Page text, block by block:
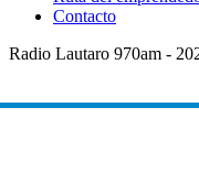
Contacto
Radio Lautaro 970am -